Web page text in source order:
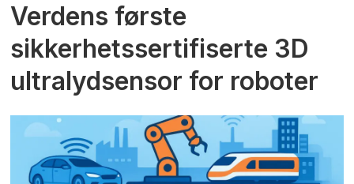
Verdens første
sikkerhetssertifiserte 3D
ultralydsensor for roboter